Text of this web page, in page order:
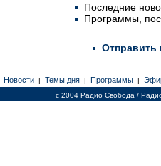
Последние
Программы,
Отправить
Новости | Темы дня | Программы |
c 2004 Радио Свобода /